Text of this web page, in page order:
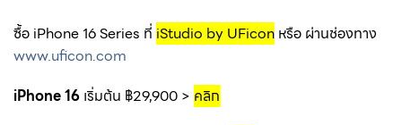
ซื้อ iPhone 16 Series ที่ iStudio by UFicon หรือ ผ่านช่องทาง
www.uficon.com
iPhone 16 เริ่มต้น ฿29,900 > คลิก